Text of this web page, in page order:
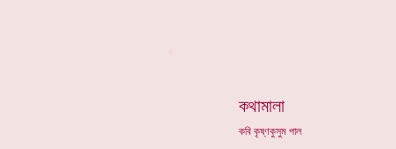
কথামালা
কবি কৃষ্ণকুসুম পাল